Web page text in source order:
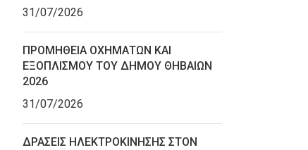
31/07/2026
ΠΡΟΜΗΘΕΙΑ ΟΧΗΜΑΤΩΝ ΚΑΙ
ΕΞΟΠΛΙΣΜΟΥ ΤΟΥ ΔΗΜΟΥ ΘΗΒΑΙΩΝ
2026
31/07/2026
ΔΡΑΣΕΙΣ ΗΛΕΚΤΡΟΚΙΝΗΣΗΣ ΣΤΟΝ